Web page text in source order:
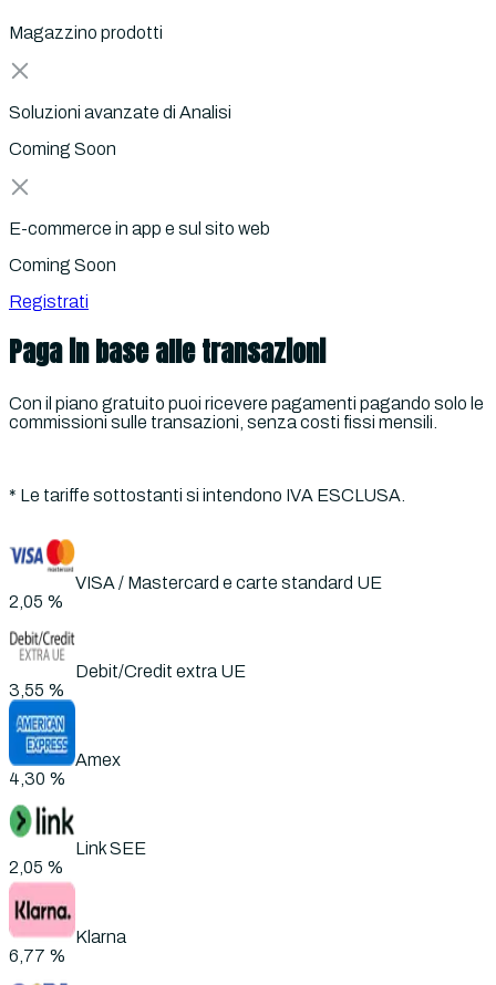
Magazzino prodotti
Soluzioni avanzate di Analisi
Coming Soon
E-commerce in app e sul sito web
Coming Soon
Registrati
Paga in base alle transazioni
Con il piano gratuito puoi ricevere pagamenti pagando solo le
commissioni sulle transazioni, senza costi fissi mensili.
* Le tariffe sottostanti si intendono IVA ESCLUSA.
VISA / Mastercard e carte standard UE
2,05 %
Debit/Credit extra UE
3,55 %
Amex
4,30 %
Link SEE
2,05 %
Klarna
6,77 %